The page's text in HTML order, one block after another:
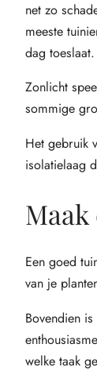
net zo
meeste
dag toeslaat.
Zonlicht
sommige
Het gebruik
isolatielaag
Een goed
van je
Bovendien
welke taak